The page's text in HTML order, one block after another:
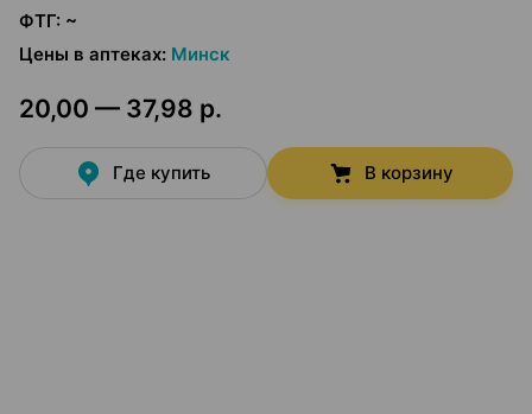
ФТГ: ~
Цены в аптеках: Минск
20,00 — 37,98 р.
Где купить В корзину